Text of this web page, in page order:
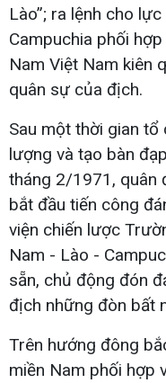
Lào”; ra lệnh cho
Campuchia phối
Nam Việt Nam kiên
quân sự của địch.
Sau một thời gian
lượng và tạo bàn
tháng 2/1971, quân
bắt đầu tiến công
viện chiến lược
Nam - Lào -
sẵn, chủ động đón
địch những đòn bất
Trên hướng đông
miền Nam phối hợp